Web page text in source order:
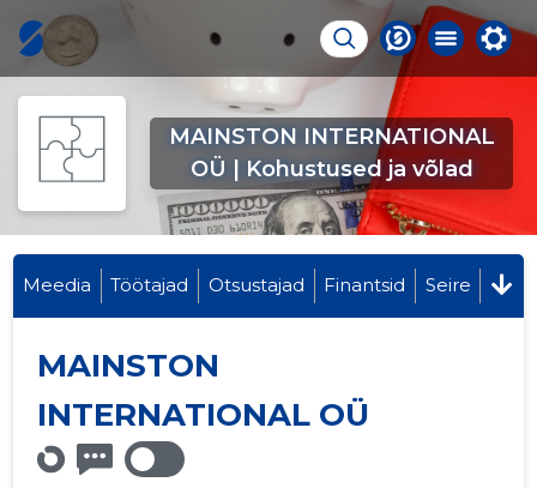
MAINSTON INTERNATIONAL
OÜ | Kohustused ja võlad
Meedia Töötajad Otsustajad Finantsid Seire
MAINSTON
INTERNATIONAL OÜ